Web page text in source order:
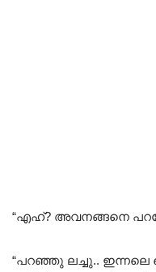
“എഹ്‌? അവനങ്ങനെ
“പറഞ്ഞു ലച്ചു.. ഇന്നലെ